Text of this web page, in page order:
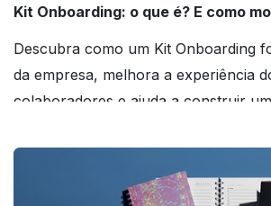
Kit Onboarding: o que é? E como
Descubra como um Kit Onboarding
da empresa, melhora a experiência
colaboradores e ajuda a construir